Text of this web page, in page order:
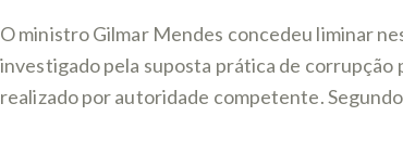
O ministro Gilmar Mendes concedeu liminar
investigado pela suposta prática de corrupção
realizado por autoridade competente.